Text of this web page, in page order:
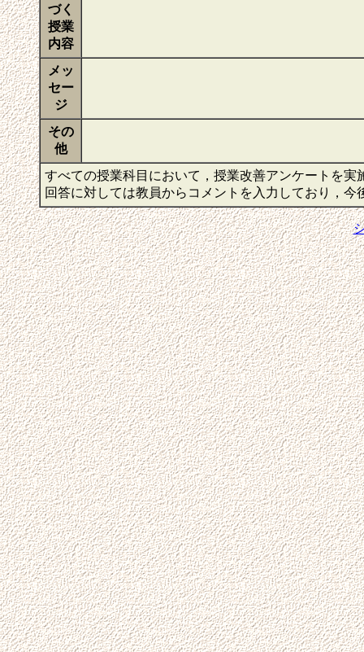
づく
授業
内容
メッ
セー
ジ
その
他
すべての授業科目において，授業改善アンケートを
回答に対しては教員からコメントを入力しており，